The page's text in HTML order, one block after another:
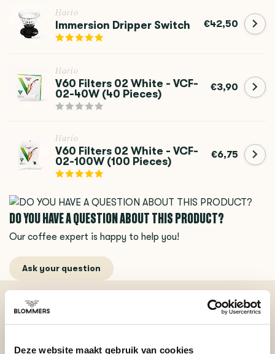
Deze website maakt gebruik van cookies
Hario
Immersion Dripper Switch €42,50
Hario
V60 Filters 02 White - VCF-
02-40W (40 Pieces)
€3,90
Hario
V60 Filters 02 White - VCF-
02-100W (100 Pieces)
€6,75
DO YOU HAVE A QUESTION ABOUT THIS PRODUCT?
Our coffee expert is happy to help you!
Ask your question